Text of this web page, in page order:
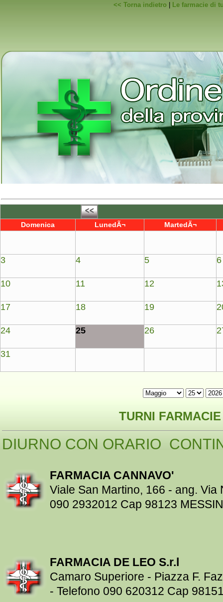
<< Torna indietro| Le farmacie di
Domenica LunedÃ¬ MartedÃ¬
3 4 5 6
10 11 12
17 18 19
24 25 26
31
TURNI
DIURNO CON ORARIO
FARMACIA CANNAVO'
Viale San Martino, 166 - ang. Via
090 2932012 Cap 98123
FARMACIA DE LEO S.r.l
Camaro Superiore - Piazza F.
- Telefono 090 620312 Cap